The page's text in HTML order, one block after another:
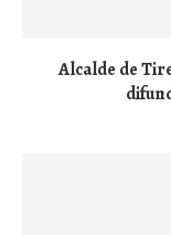
Alcalde de